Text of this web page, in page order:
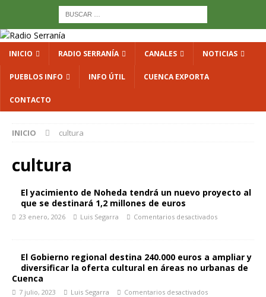
INICIO RADIO SERRANÍA CANALES NOTICIAS
PUEBLOS INFO INFO ÚTIL CUENCA EXPORTA
CONTACTO
INICIO cultura
cultura
El yacimiento de Noheda tendrá un nuevo proyecto al
que se destinará 1,2 millones de euros
23 enero, 2026 Luis Segarra Comentarios desactivados
El Gobierno regional destina 240.000 euros a ampliar y
diversificar la oferta cultural en áreas no urbanas de
Cuenca
7 julio, 2023 Luis Segarra Comentarios desactivados